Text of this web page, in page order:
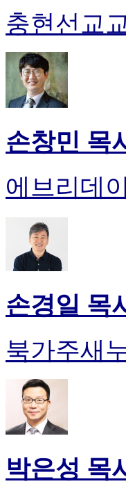
충현선교
손창민 목
에브리데
손경일 목
북가주새
박은성 목